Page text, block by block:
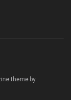
theme by